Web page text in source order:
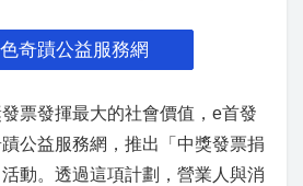
奇蹟公益服務網
票發揮最大的社會價值，e首發
公益服務網，推出「中獎發票捐
動。透過這項計劃，營業人與消